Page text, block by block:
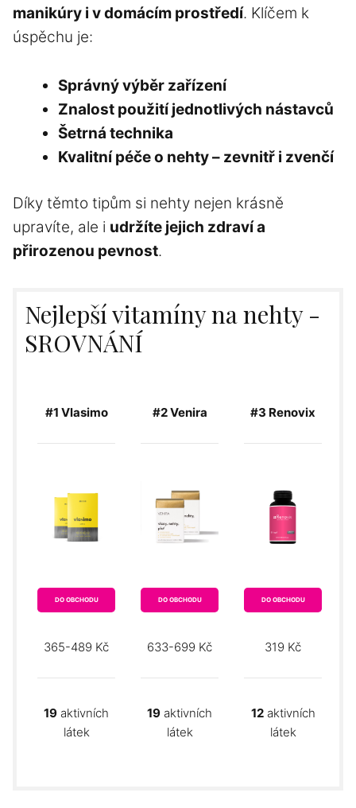
manikúry i v domácím prostředí. Klíčem k
úspěchu je:
Správný výběr zařízení
Znalost použití jednotlivých nástavců
Šetrná technika
Kvalitní péče o nehty – zevnitř i zvenčí
Díky těmto tipům si nehty nejen krásně
upravíte, ale i udržíte jejich zdraví a
přirozenou pevnost.
Nejlepší vitamíny na nehty -
SROVNÁNÍ
#1 Vlasimo #2 Venira #3 Renovix
DO OBCHODU DO OBCHODU DO OBCHODU
365-489 Kč 633-699 Kč 319 Kč
19 aktivních
látek
19 aktivních
látek
12aktivních
látek